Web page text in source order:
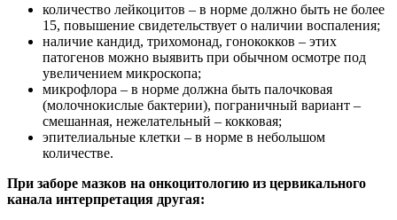
количество лейкоцитов – в норме должно быть не более
15, повышение свидетельствует о наличии воспаления;
наличие кандид, трихомонад, гонококков – этих
патогенов можно выявить при обычном осмотре под
увеличением микроскопа;
микрофлора – в норме должна быть палочковая
(молочнокислые бактерии), пограничный вариант –
смешанная, нежелательный – кокковая;
эпителиальные клетки – в норме в небольшом
количестве.
При заборе мазков на онкоцитологию из цервикального
канала интерпретация другая: